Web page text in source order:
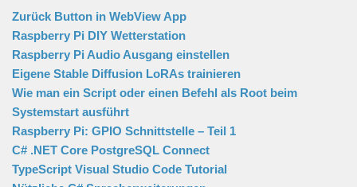
Zurück Button in WebView App
Raspberry Pi DIY Wetterstation
Raspberry Pi Audio Ausgang einstellen
Eigene Stable Diffusion LoRAs trainieren
Wie man ein Script oder einen Befehl als Root beim
Systemstart ausführt
Raspberry Pi: GPIO Schnittstelle – Teil 1
C# .NET Core PostgreSQL Connect
TypeScript Visual Studio Code Tutorial